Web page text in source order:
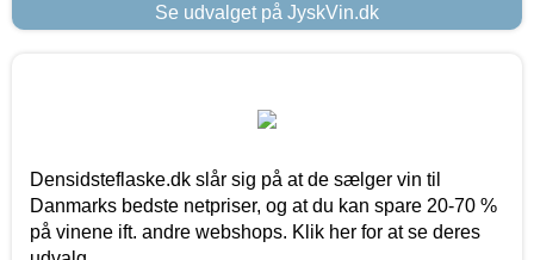
Se udvalget på JyskVin.dk
Densidsteflaske.dk slår sig på at de sælger vin til
Danmarks bedste netpriser, og at du kan spare 20-70 %
på vinene ift. andre webshops. Klik her for at se deres